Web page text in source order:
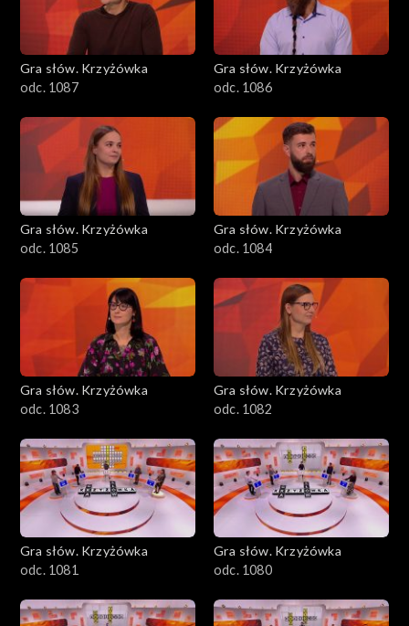
Gra słów. Krzyżówka
odc. 1087
Gra słów. Krzyżówka
odc. 1086
Gra słów. Krzyżówka
odc. 1085
Gra słów. Krzyżówka
odc. 1084
Gra słów. Krzyżówka
odc. 1083
Gra słów. Krzyżówka
odc. 1082
Gra słów. Krzyżówka
odc. 1081
Gra słów. Krzyżówka
odc. 1080